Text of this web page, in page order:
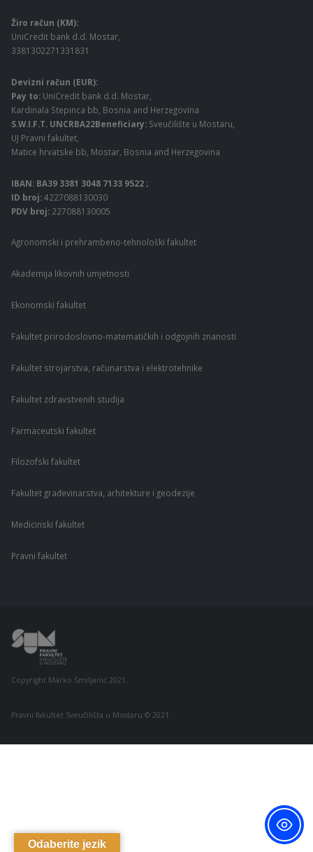
Žiro račun (KM):
UniCredit bank d.d. Mostar,
3381302271331831
Devizni račun (EUR):
Pay to: UniCredit bank d.d. Mostar,
Kardinala Stepinca bb, Bosnia and Herzegovina
S.W.I.F.T. UNCRBA22Beneficiary: Sveučilište u Mostaru,
UJ Pravni fakultet,
Matice hrvatske bb, Mostar, Bosnia and Herzegovina
IBAN: BA39 3381 3048 7133 9522 ;
ID broj:4227088130030
PDV broj: 227088130005
Agronomski i prehrambeno-tehnološki fakultet
Akademija likovnih umjetnosti
Ekonomski fakultet
Fakultet prirodoslovno-matematičkih i odgojnih znanosti
Fakultet strojarstva, računarstva i elektrotehnike
Fakultet zdravstvenih studija
Farmaceutski fakultet
Filozofski fakultet
Fakultet građevinarstva, arhitekture i geodezije
Medicinski fakultet
Pravni fakultet
Copyright Marko Smiljanić 2021.
Pravni fakultet Sveučilišta u Mostaru © 2021.
Odaberite jezik